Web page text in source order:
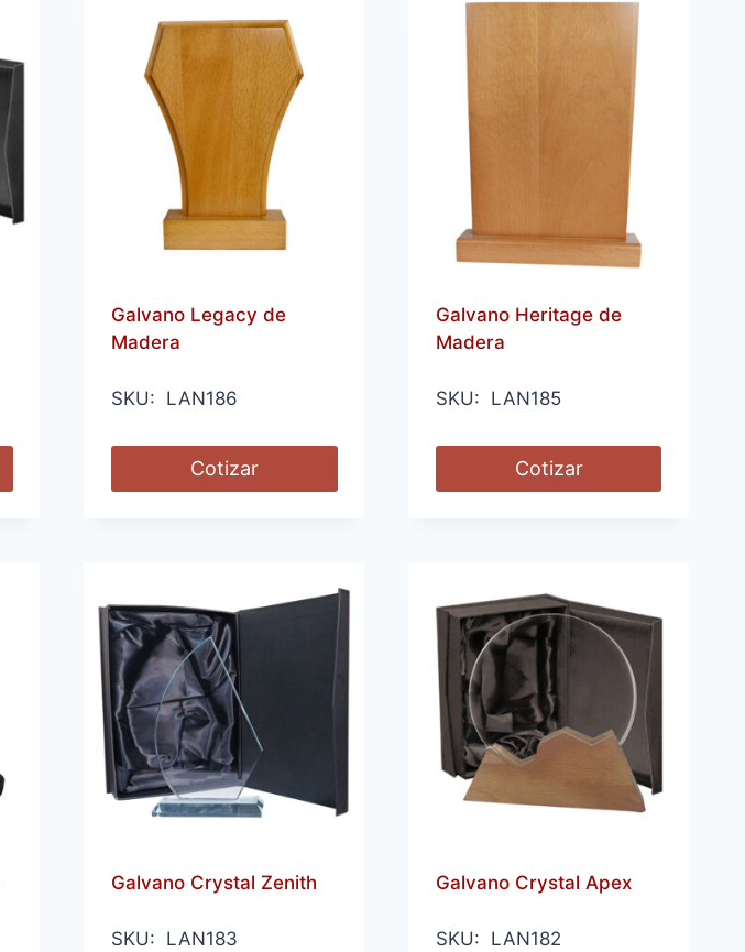
Galvano Legacy de
Madera
SKU: LAN186
Cotizar
Galvano Heritage de
Madera
SKU: LAN185
Cotizar
Galvano Crystal Zenith
SKU: LAN183
Galvano Crystal Apex
SKU: LAN182